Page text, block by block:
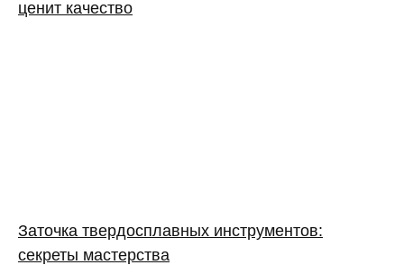
ценит качество
Заточка твердосплавных инструментов:
секреты мастерства